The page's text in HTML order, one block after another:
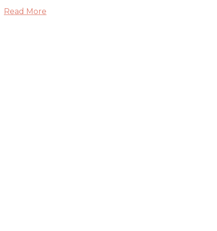
Read More